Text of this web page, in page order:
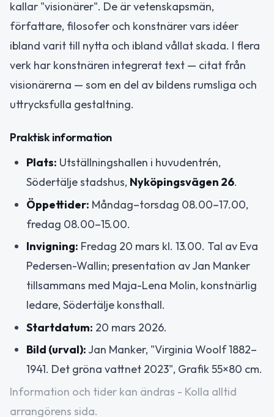
kallar "visionärer". De är vetenskapsmän,
författare, filosofer och konstnärer vars idéer
ibland varit till nytta och ibland vållat skada. I flera
verk har konstnären integrerat text — citat från
visionärerna — som en del av bildens rumsliga och
uttrycksfulla gestaltning.
Praktisk information
Plats: Utställningshallen i huvudentrén,
Södertälje stadshus, Nyköpingsvägen 26.
Öppettider: Måndag–torsdag 08.00–17.00,
fredag 08.00–15.00.
Invigning: Fredag 20 mars kl. 13.00. Tal av Eva
Pedersen-Wallin; presentation av Jan Manker
tillsammans med Maja-Lena Molin, konstnärlig
ledare, Södertälje konsthall.
Startdatum: 20 mars 2026.
Bild (urval): Jan Manker, "Virginia Woolf 1882–
1941. Det gröna vattnet 2023", Grafik 55×80 cm.
Information och tider kan ändras - Kolla alltid
arrangörens sida.